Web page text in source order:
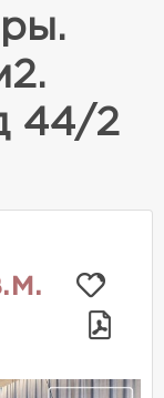
44/2